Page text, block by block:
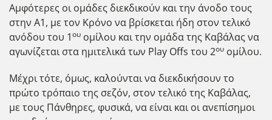
Αμφότερες οι ομάδες διεκδικούν και την άνοδο τους
στην Α1, με τον Κρόνο να βρίσκεται ήδη στον τελικό
ανόδου του 1ου ομίλου και την ομάδα της Καβάλας να
αγωνίζεται στα ημιτελικά των Play Offs του 2ου ομίλου.
Μέχρι τότε, όμως, καλούνται να διεκδικήσουν το
πρώτο τρόπαιο της σεζόν, στον τελικό της Καβάλας,
με τους Πάνθηρες, φυσικά, να είναι και οι ανεπίσημοι